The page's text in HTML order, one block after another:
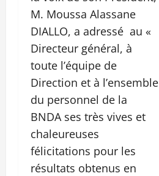
M. Moussa Alassane
DIALLO, a adressé au «
Directeur général, à
toute l’équipe de
Direction et à l’ensemble
du personnel de la
BNDA ses très vives et
chaleureuses
félicitations pour les
résultats obtenus en